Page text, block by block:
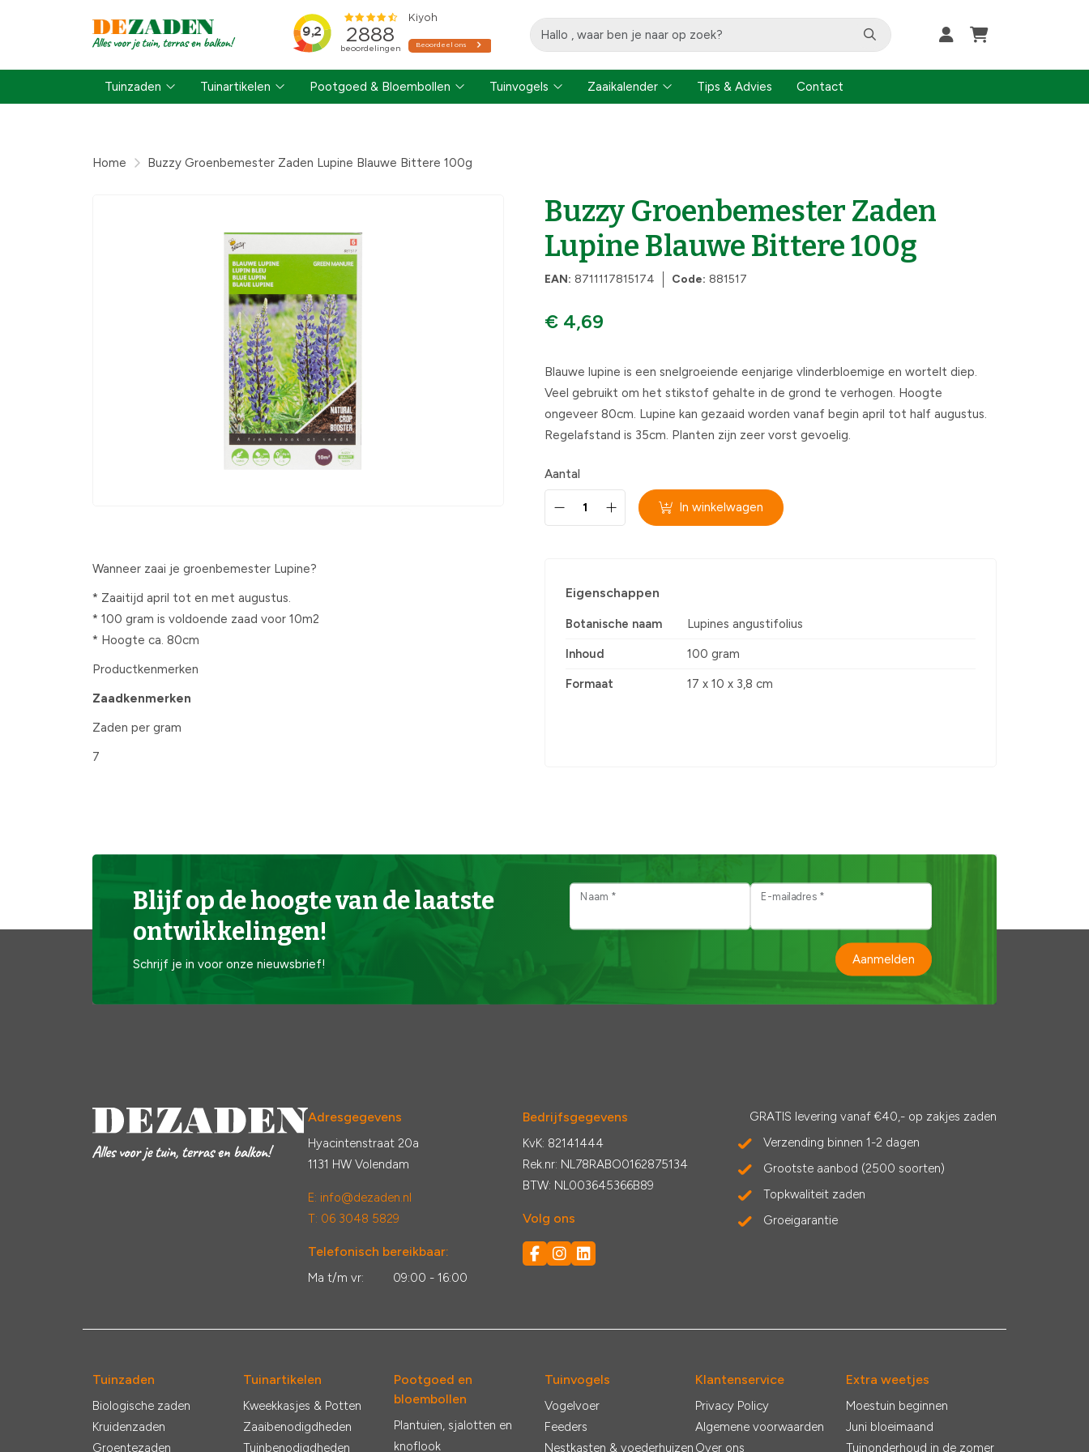
Tuinzaden Tuinartikelen Pootgoed & Bloembollen Tuinvogels Zaaikalender Tips & Advies Contact
Home Buzzy Groenbemester Zaden Lupine Blauwe Bittere 100g
Buzzy Groenbemester Zaden
Lupine Blauwe Bittere 100g
EAN: 8711117815174 Code: 881517
€ 4,69
Blauwe lupine is een snelgroeiende eenjarige vlinderbloemige en wortelt diep.
Veel gebruikt om het stikstof gehalte in de grond te verhogen. Hoogte
ongeveer 80cm. Lupine kan gezaaid worden vanaf begin april tot half augustus.
Regelafstand is 35cm. Planten zijn zeer vorst gevoelig.
Aantal
In winkelwagen
Wanneer zaai je groenbemester Lupine?
* Zaaitijd april tot en met augustus.
* 100 gram is voldoende zaad voor 10m2
* Hoogte ca. 80cm
Productkenmerken
Zaadkenmerken
Zaden per gram
7
Eigenschappen
Botanische naam Lupines angustifolius
Inhoud 100 gram
Formaat 17 x 10 x 3,8 cm
Blijf op de hoogte van de laatste
ontwikkelingen!
Schrijf je in voor onze nieuwsbrief!
Naam * E-mailadres *
Aanmelden
Adresgegevens
Hyacintenstraat 20a
1131 HW Volendam
E: info@dezaden.nl
T: 06 3048 5829
Telefonisch bereikbaar:
Ma t/m vr: 09:00 - 16:00
Bedrijfsgegevens
KvK: 82141444
Rek.nr: NL78RABO0162875134
BTW: NL003645366B89
Volg ons
GRATIS levering vanaf €40,- op zakjes zaden
Verzending binnen 1-2 dagen
Grootste aanbod (2500 soorten)
Topkwaliteit zaden
Groeigarantie
Tuinzaden
Biologische zaden
Kruidenzaden
Groentezaden
Tuinartikelen
Kweekkasjes & Potten
Zaaibenodigdheden
Tuinbenodigdheden
Pootgoed en
bloembollen
Plantuien, sjalotten en
knoflook
Tuinvogels
Vogelvoer
Feeders
Nestkasten & voederhuizen
Klantenservice
Privacy Policy
Algemene voorwaarden
Over ons
Extra weetjes
Moestuin beginnen
Juni bloeimaand
Tuinonderhoud in de zomer